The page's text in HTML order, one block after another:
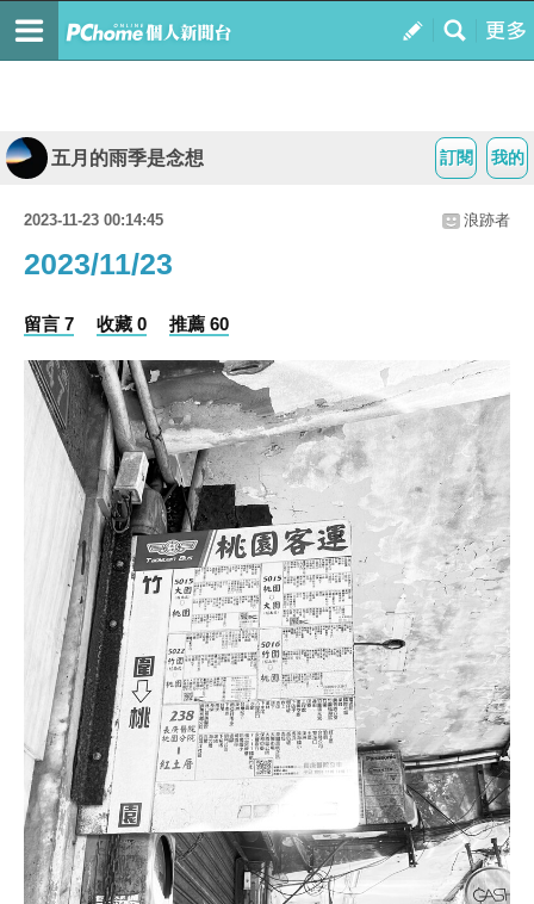
我的
訂閱
五月的雨季是念想
2023-11-23 00:14:45 浪跡者
2023/11/23
留言 7 收藏 0 推薦 60